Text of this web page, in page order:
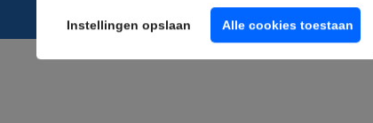
Instellingen opslaan Alle cookies toestaan